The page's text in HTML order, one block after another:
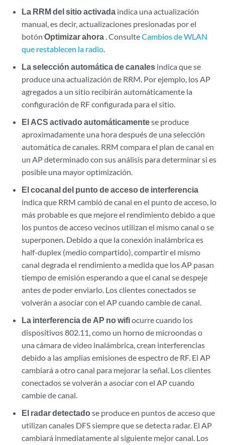
La RRM del sitio activada indica una actualización
manual, es decir, actualizaciones presionadas por el
botónOptimizar ahora . ConsulteCambios de WLAN
que restablecen la radio.
La selección automática de canales indica que se
produce una actualización de RRM. Por ejemplo, los AP
agregados a un sitio recibirán automáticamente la
configuración de RF configurada para el sitio.
El ACS activado automáticamentese produce
aproximadamente una hora después de una selección
automática de canales. RRM compara el plan de canal en
un AP determinado con sus análisis para determinar si es
posible una mayor optimización.
El cocanal del punto de acceso de interferencia
indica que RRM cambió de canal en el punto de acceso, lo
más probable es que mejore el rendimiento debido a que
los puntos de acceso vecinos utilizan el mismo canal o se
superponen. Debido a que la conexión inalámbrica es
half-duplex (medio compartido), compartir el mismo
canal degrada el rendimiento a medida que los AP pasan
tiempo de emisión esperando a que el canal se despeje
antes de poder enviarlo. Los clientes conectados se
volverán a asociar con el AP cuando cambie de canal.
La interferencia de AP no wifiocurre cuando los
dispositivos 802.11, como un horno de microondas o
una cámara de video inalámbrica, crean interferencias
debido a las amplias emisiones de espectro de RF. El AP
cambiará a otro canal para mejorar la señal. Los clientes
conectados se volverán a asociar con el AP cuando
cambie de canal.
El radar detectadose produce en puntos de acceso que
utilizan canales DFS siempre que se detecta radar. El AP
cambiará inmediatamente al siguiente mejor canal. Los